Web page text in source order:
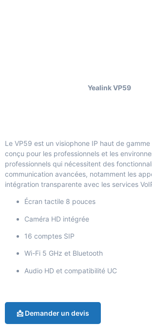
Yealink VP59
Le VP59 est un visiophone IP haut de
conçu pour les professionnels et les
professionnels qui nécessitent des
communication avancées, notamment les
intégration transparente avec les services
Écran tactile 8 pouces
Caméra HD intégrée
16 comptes SIP
Wi-Fi 5 GHz et Bluetooth
Audio HD et compatibilité UC
📩 Demander un devis